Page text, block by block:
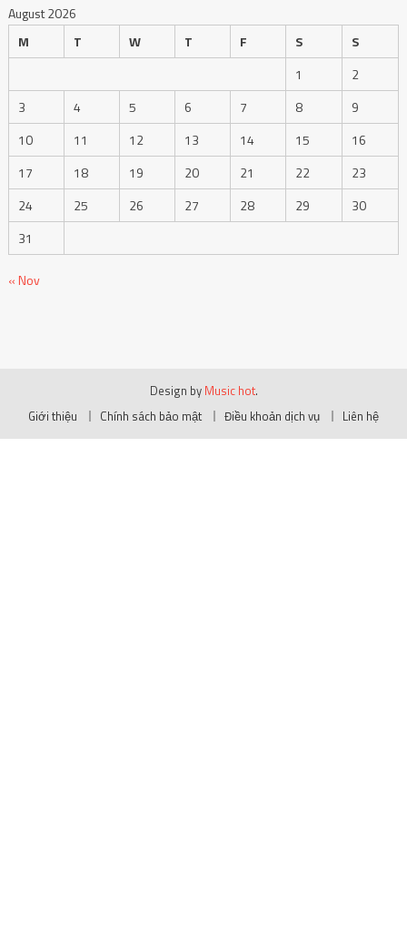
August 2026
M
T W T F S
S
1
2
3
4 5 6 7 8
9
10
11 12 13 14 15
16
17
18 19 20 21 22
23
24
25 26 27 28 29
30
31
« Nov
Design by Music hot.
Giới thiệu
Chính sách bảo mật Điều khoản dịch vụ Liên hệ